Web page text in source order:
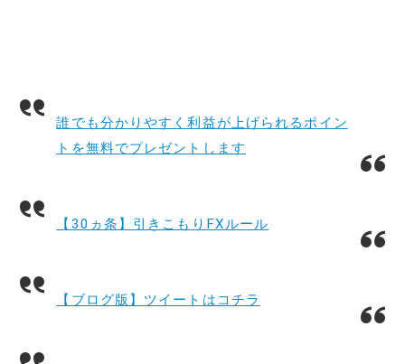
誰でも分かりやすく利益が上げられるポイン
トを無料でプレゼントします
【30ヵ条】引きこもりFXルール
【ブログ版】ツイートはコチラ